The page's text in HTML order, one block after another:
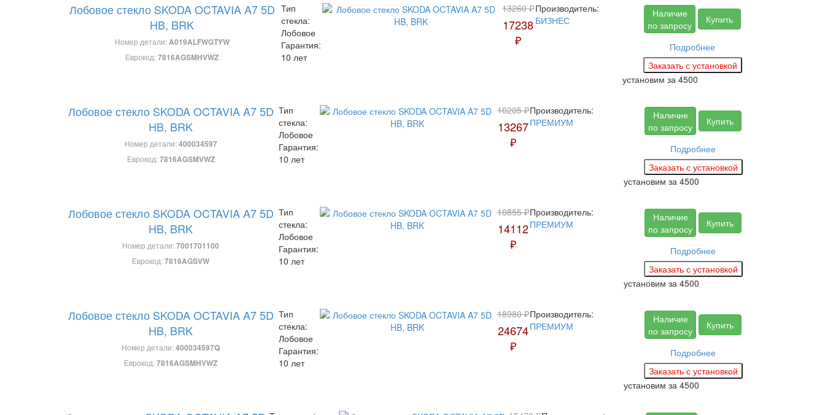
Лобовое стекло SKODA OCTAVIA A7 5D
HB, BRK
Номер детали:A019ALFWGTYW
Еврокод:7816AGSMHVWZ
Тип
стекла:
Лобовое
Гарантия:
10 лет
13260 ₽
17238
₽
Производитель:
БИЗНЕС
Наличие
по запросу
Купить
Подробнее
установим за 4500
Лобовое стекло SKODA OCTAVIA A7 5D
HB, BRK
Номер детали:400034597
Еврокод:7816AGSMVWZ
Тип
стекла:
Лобовое
Гарантия:
10 лет
10205 ₽
13267
₽
Производитель:
ПРЕМИУМ
Наличие
по запросу
Купить
Подробнее
установим за 4500
Лобовое стекло SKODA OCTAVIA A7 5D
HB, BRK
Номер детали:7001701100
Еврокод:7816AGSVW
Тип
стекла:
Лобовое
Гарантия:
10 лет
10855 ₽
14112
₽
Производитель:
ПРЕМИУМ
Наличие
по запросу
Купить
Подробнее
установим за 4500
Лобовое стекло SKODA OCTAVIA A7 5D
HB, BRK
Номер детали:400034597Q
Еврокод:7816AGSMHVWZ
Тип
стекла:
Лобовое
Гарантия:
10 лет
18980 ₽
24674
₽
Производитель:
ПРЕМИУМ
Наличие
по запросу
Купить
Подробнее
установим за 4500